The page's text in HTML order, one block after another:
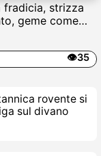
fradicia, strizza
geme come
culo fino a
👁️35
rovente si
sul divano